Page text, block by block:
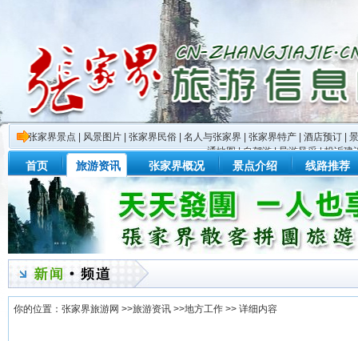
张家界景点 风景图片 张家界民俗 名人与张家界 张家界特产 酒店预订
通地图|自驾游|导游风采|投诉建
首页 旅游资讯 张家界概况 景点介绍 线路推荐
你的位置： 张家界旅游网 >>旅游资讯 >>地方工作 >> 详细内容